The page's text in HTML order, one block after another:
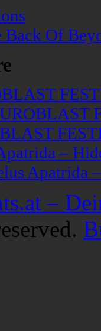
Back Of
–
Apatrida
–